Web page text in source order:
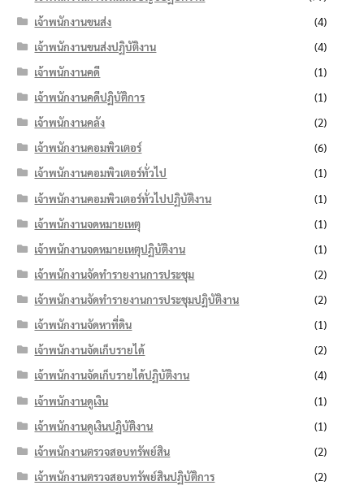
เจ้าพนักงานขนส่ง
(4)
เจ้าพนักงานขนส่งปฏิบัติงาน
(4)
เจ้าพนักงานคดี
(1)
เจ้าพนักงานคดีปฏิบัติการ
(1)
เจ้าพนักงานคลัง
(2)
เจ้าพนักงานคอมพิวเตอร์
(6)
เจ้าพนักงานคอมพิวเตอร์ทั่วไป
(1)
เจ้าพนักงานคอมพิวเตอร์ทั่วไปปฏิบัติงาน
(1)
เจ้าพนักงานจดหมายเหตุ
(1)
เจ้าพนักงานจดหมายเหตุปฏิบัติงาน
(1)
เจ้าพนักงานจัดทำรายงานการประชุม
(2)
เจ้าพนักงานจัดทำรายงานการประชุมปฏิบัติงาน
(2)
เจ้าพนักงานจัดหาที่ดิน
(1)
เจ้าพนักงานจัดเก็บรายได้
(2)
เจ้าพนักงานจัดเก็บรายได้ปฏิบัติงาน
(4)
เจ้าพนักงานดูเงิน
(1)
เจ้าพนักงานดูเงินปฏิบัติงาน
(1)
เจ้าพนักงานตรวจสอบทรัพย์สิน
(2)
เจ้าพนักงานตรวจสอบทรัพย์สินปฏิบัติการ
(2)